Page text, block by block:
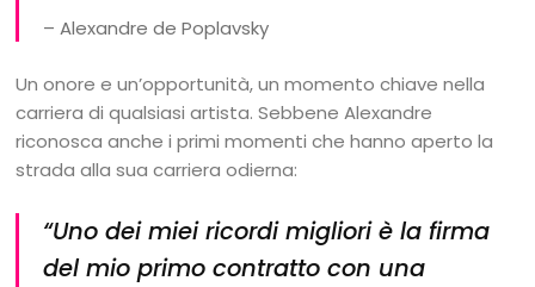
– Alexandre de Poplavsky
Un onore e un’opportunità, un momento chiave nella
carriera di qualsiasi artista. Sebbene Alexandre
riconosca anche i primi momenti che hanno aperto la
strada alla sua carriera odierna:
“Uno dei miei ricordi migliori è la firma
del mio primo contratto con una